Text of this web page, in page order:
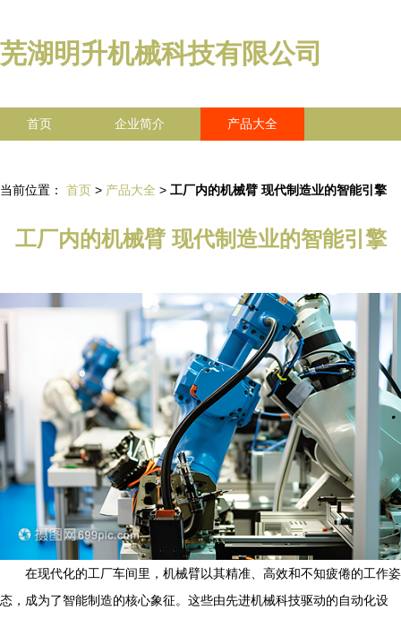
芜湖明升机械科技有限公司
首页 企业简介 产品大全
当前位置： 首页 > 产品大全 > 工厂内的机械臂 现代制造业的智能引擎
工厂内的机械臂 现代制造业的智能引擎
在现代化的工厂车间里，机械臂以其精准、高效和不知疲倦的工作姿
态，成为了智能制造的核心象征。这些由先进机械科技驱动的自动化设